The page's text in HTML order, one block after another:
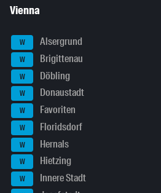
Vienna
W Alsergrund
W Brigittenau
W Döbling
W Donaustadt
W Favoriten
W Floridsdorf
W Hernals
W Hietzing
W Innere Stadt